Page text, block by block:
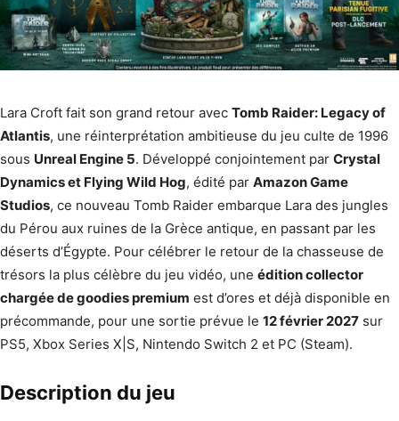
Lara Croft fait son grand retour avec Tomb Raider: Legacy of
Atlantis, une réinterprétation ambitieuse du jeu culte de 1996
sous Unreal Engine 5. Développé conjointement par Crystal
Dynamics et Flying Wild Hog, édité par Amazon Game
Studios, ce nouveau Tomb Raider embarque Lara des jungles
du Pérou aux ruines de la Grèce antique, en passant par les
déserts d’Égypte. Pour célébrer le retour de la chasseuse de
trésors la plus célèbre du jeu vidéo, une édition collector
chargée de goodies premium est d’ores et déjà disponible en
précommande, pour une sortie prévue le 12 février 2027 sur
PS5, Xbox Series X|S, Nintendo Switch 2 et PC (Steam).
Description du jeu